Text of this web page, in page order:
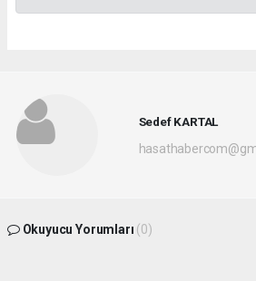
Sedef KARTAL
Okuyucu Yorumları (0)